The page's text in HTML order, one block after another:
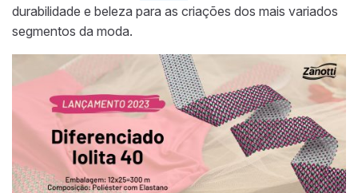
durabilidade e beleza para as criações dos mais variados
segmentos da moda.